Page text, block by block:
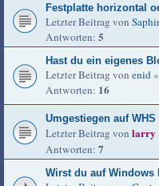
Festplatte horizontal
Letzter Beitrag von Saphir
Antworten: 5
Hast du ein eigenes
Letzter Beitrag von enid «
Antworten: 16
Umgestiegen auf
Letzter Beitrag von larry
Antworten: 7
Wirst du auf Windows